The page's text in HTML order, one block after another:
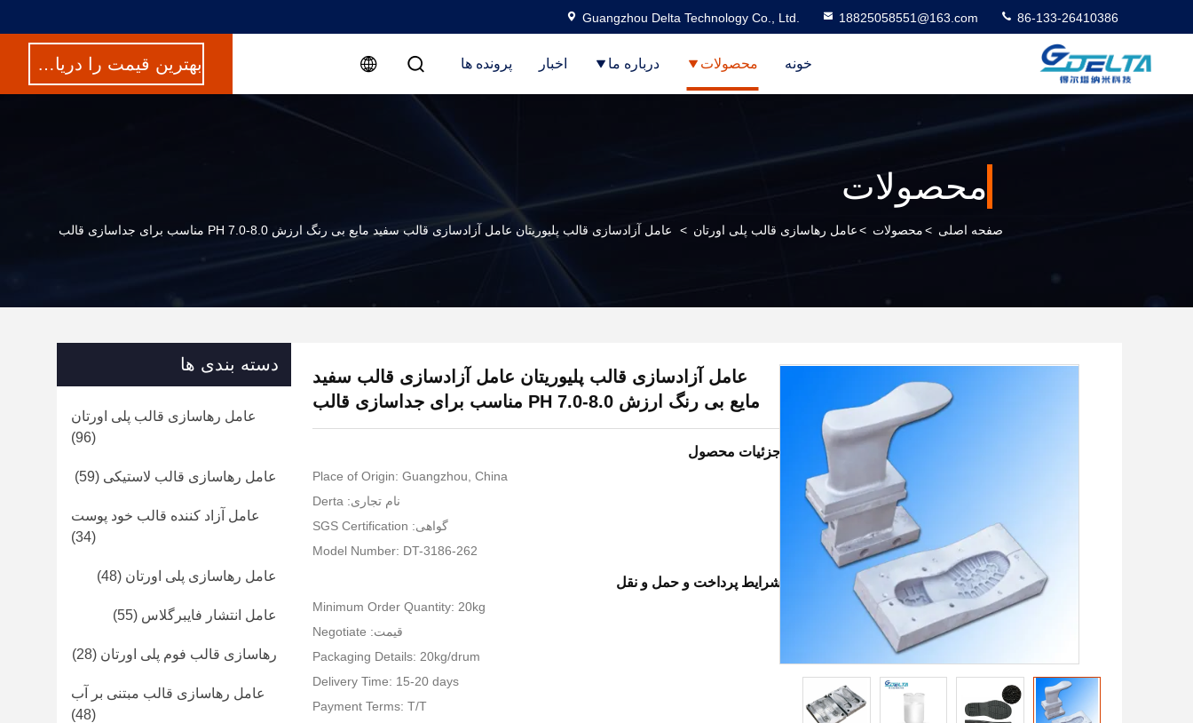
Guangzhou Delta Technology Co., Ltd. 18825058551@163.com 86-133-26410386
خونه محصولات درباره ما اخبار پرونده ها بهترین قیمت را دریافت کنید
محصولات
صفحه اصلی >محصولات >عامل رهاسازی قالب پلی اورتان > عامل آزادسازی قالب پلیوریتان عامل آزادسازی قالب سفید مایع بی رنگ ارزش PH 7.0-8.0 مناسب برای جداسازی قالب
عامل آزادسازی قالب پلیوریتان عامل آزادسازی قالب سفید
مایع بی رنگ ارزش PH 7.0-8.0 مناسب برای جداسازی قالب
جزئیات محصول
Place of Origin: Guangzhou, China
نام تجاری: Derta
گواهی: SGS Certification
Model Number: DT-3186-262
شرایط پرداخت و حمل و نقل
Minimum Order Quantity: 20kg
قیمت: Negotiate
Packaging Details: 20kg/drum
Delivery Time: 15-20 days
Payment Terms: T/T
دسته بندی ها
عامل رهاسازی قالب پلی اورتان
(96)
عامل رهاسازی قالب لاستیکی (59)
عامل آزاد کننده قالب خود پوست
(34)
عامل رهاسازی پلی اورتان (48)
عامل انتشار فایبرگلاس (55)
رهاسازی قالب فوم پلی اورتان (28)
عامل رهاسازی قالب مبتنی بر آب
(48)